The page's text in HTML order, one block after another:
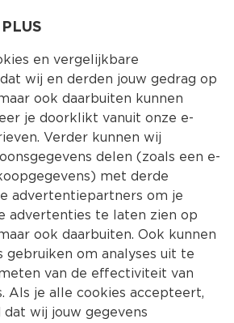
Kies jouw
en vergelijkbare
wij en derden jouw gedrag op
ook daarbuiten kunnen
je doorklikt vanuit onze e-
Verder kunnen wij
delen (zoals een e-
met derde
advertentiepartners om je
advertenties te laten zien op
ook daarbuiten. Ook kunnen
gebruiken om analyses uit te
van de effectiviteit van
Als je alle cookies accepteert,
wij jouw gegevens